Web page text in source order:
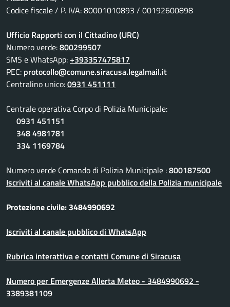
Codice fiscale / P. IVA: 80001010893 / 00192600898
Ufficio Rapporti con il Cittadino (URC)
Numero verde:800299507
SMS e WhatsApp:+393357475817
PEC: protocollo@comune.siracusa.legalmail.it
Centralino unico:0931 451111
Centrale operativa Corpo di Polizia Municipale:
0931 451151
348 4981781
334 1169784
Numero verde Comando di Polizia Municipale :800187500
Iscriviti al canale WhatsApp pubblico della Polizia municipale
Protezione civile: 3484990692
Iscriviti al canale pubblico di WhatsApp
Rubrica interattiva e contatti Comune di Siracusa
Numero per Emergenze Allerta Meteo - 3484990692 -
3389381109